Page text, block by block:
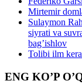
Mirtemir
Sulaymon
siyrati va
bag’ishlov
Tolibi ilm
ENG KO’P